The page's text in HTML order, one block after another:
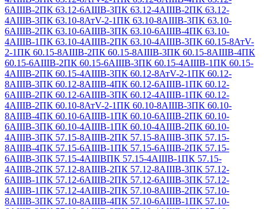
6АIIIВ-2ПК 63.12-6АIIIВ-3ПК 63.12-4АIIIВ-2ПК 63.12-
4АIIIВ-3ПК 63.10-8АтV-2-1ПК 63.10-8АIIIВ-3ПК 63.10-
6АIIIВ-2ПК 63.10-6АIIIВ-3ПК 63.10-6АIIIВ-4ПК 63.10-
4АIIIВ-1ПК 63.10-4АIIIВ-2ПК 63.10-4АIIIВ-3ПК 60.15-8АтV-
2-1ПК 60.15-8АIIIВ-2ПК 60.15-8АIIIВ-3ПК 60.15-8АIIIВ-4ПК
60.15-6АIIIВ-2ПК 60.15-6АIIIВ-3ПК 60.15-4АIIIВ-1ПК 60.15-
4АIIIВ-2ПК 60.15-4АIIIВ-3ПК 60.12-8АтV-2-1ПК 60.12-
8АIIIВ-3ПК 60.12-8АIIIВ-4ПК 60.12-6АIIIВ-1ПК 60.12-
6АIIIВ-2ПК 60.12-6АIIIВ-3ПК 60.12-4АIIIВ-1ПК 60.12-
4АIIIВ-2ПК 60.10-8АтV-2-1ПК 60.10-8АIIIВ-3ПК 60.10-
8АIIIВ-4ПК 60.10-6АIIIВ-1ПК 60.10-6АIIIВ-2ПК 60.10-
6АIIIВ-3ПК 60.10-4АIIIВ-1ПК 60.10-4АIIIВ-2ПК 60.10-
4АIIIВ-3ПК 57.15-8АIIIВ-2ПК 57.15-8АIIIВ-3ПК 57.15-
8АIIIВ-4ПК 57.15-6АIIIВ-1ПК 57.15-6АIIIВ-2ПК 57.15-
6АIIIВ-3ПК 57.15-4АIIIВПК 57.15-4АIIIВ-1ПК 57.15-
4АIIIВ-2ПК 57.12-8АIIIВ-2ПК 57.12-8АIIIВ-3ПК 57.12-
6АIIIВ-1ПК 57.12-6АIIIВ-2ПК 57.12-6АIIIВ-3ПК 57.12-
4АIIIВ-1ПК 57.12-4АIIIВ-2ПК 57.10-8АIIIВ-2ПК 57.10-
8АIIIВ-3ПК 57.10-8АIIIВ-4ПК 57.10-6АIIIВ-1ПК 57.10-